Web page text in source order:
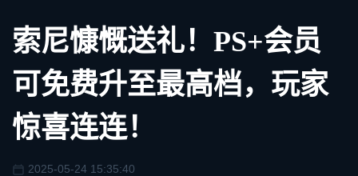
索尼慷慨送礼！PS+会员
可免费升至最高档，玩家
惊喜连连！
2025-05-24 15:35:40